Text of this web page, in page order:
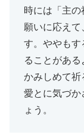
時には「主
願いに応え
す。ややもす
ることがあ
かみしめて祈
愛とに気づか
ょう。